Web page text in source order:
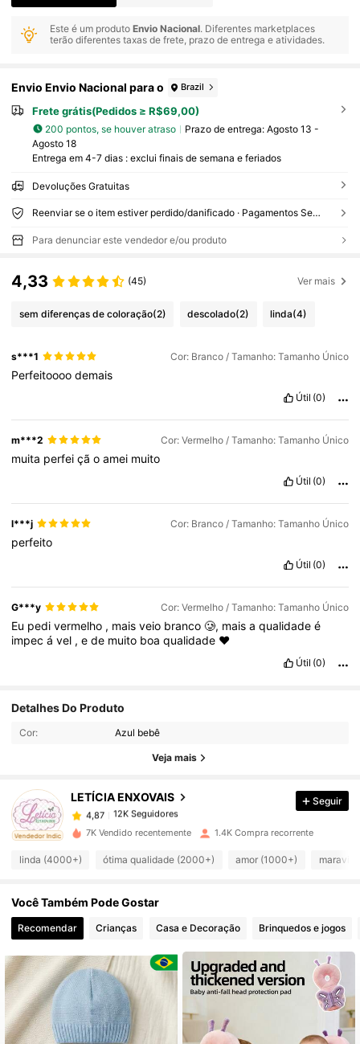
Este é um produtoEnvio Nacional. Diferentes marketplaces
terão diferentes taxas de frete, prazo de entrega e atividades.
Envio Envio Nacional para o Brazil
Frete grátis(Pedidos ≥ R$69,00)
200 pontos, se houver atraso Prazo de entrega: Agosto 13 -
Agosto 18
Entrega em 4-7 dias : exclui finais de semana e feriados
Devoluções Gratuitas
Reenviar se o item estiver perdido/danificado · Pagamentos Seguros · Proteção de privacidade
Para denunciar este vendedor e/ou produto
4,33 (45) Ver mais
sem diferenças de coloração(2) descolado(2) linda(4)
s***1 Cor: Branco / Tamanho: Tamanho Único
Perfeitoooodemais
Útil (0)
m***2 Cor: Vermelho / Tamanho: Tamanho Único
muita perfeiçãoamei muito
Útil (0)
l***j Cor: Branco / Tamanho: Tamanho Único
perfeito
Útil (0)
G***y Cor: Vermelho / Tamanho: Tamanho Único
Eu pedivermelho , maisveio branco🥲, maisaqualidadeé
impecável ,ede muito boaqualidade ❤️
Útil (0)
Detalhes Do Produto
Cor: Azul bebê
Veja mais
Vendedor Indicado
LETÍCIA ENXOVAIS
4,87 12K Seguidores
12K Seguidores
12K Seguidores
5***0 pago1 dia atrás
4,87 12K Seguidores
4,87 12K Seguidores
4,87 12K Seguidores
4,87 12K Seguidores
Seguir
7K Vendido recentemente 1.4K Compra recorrente
linda (4000+) ótima qualidade (2000+) amor (1000+)
Você Também Pode Gostar
Recomendar Crianças Casa e Decoração Brinquedos e jogos